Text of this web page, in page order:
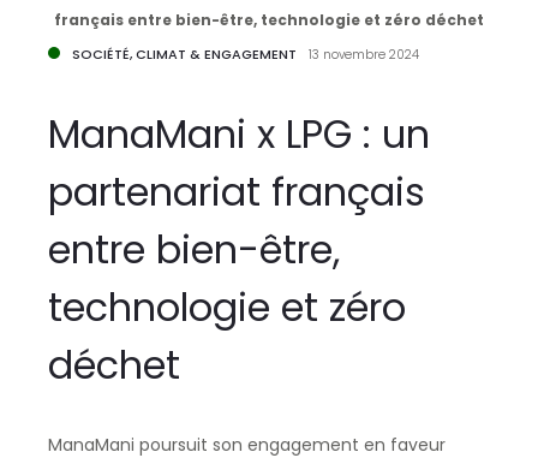
français entre bien-être, technologie et zéro déchet
SOCIÉTÉ, CLIMAT & ENGAGEMENT 13 novembre 2024
ManaMani x LPG : un
partenariat français
entre bien-être,
technologie et zéro
déchet
ManaMani poursuit son engagement en faveur